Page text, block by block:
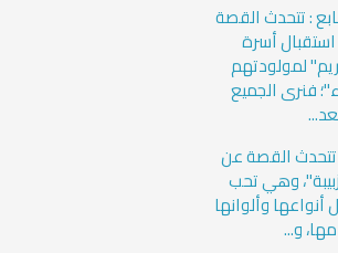
: تتحدث القصة
أسرة
لمولودتهم
فنرى الجميع
تتحدث القصة عن
وهي تحب
أنواعها وألوانها
و...